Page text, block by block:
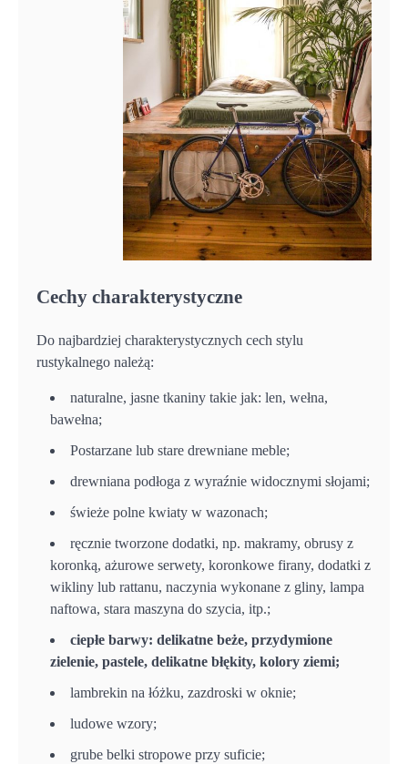
Cechy charakterystyczne
Do najbardziej charakterystycznych cech stylu
rustykalnego należą:
naturalne, jasne tkaniny takie jak: len, wełna,
bawełna;
Postarzane lub stare drewniane meble;
drewniana podłoga z wyraźnie widocznymi słojami;
świeże polne kwiaty w wazonach;
ręcznie tworzone dodatki, np. makramy, obrusy z
koronką, ażurowe serwety, koronkowe firany, dodatki z
wikliny lub rattanu, naczynia wykonane z gliny, lampa
naftowa, stara maszyna do szycia, itp.;
ciepłe barwy: delikatne beże, przydymione
zielenie, pastele, delikatne błękity, kolory ziemi;
lambrekin na łóżku, zazdroski w oknie;
ludowe wzory;
grube belki stropowe przy suficie;